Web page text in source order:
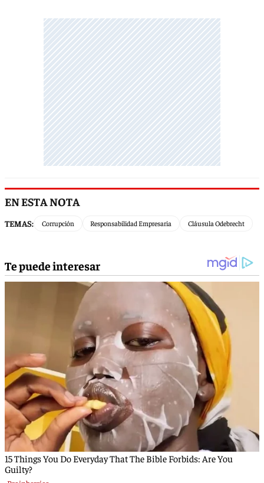
EN ESTA NOTA
TEMAS: Corrupción Responsabilidad Empresaria Cláusula Odebrecht